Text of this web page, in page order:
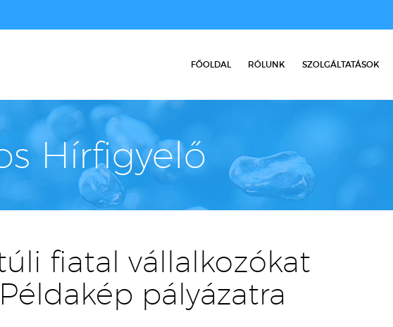
FŐOLDAL RÓLUNK SZOLGÁLTATÁSOK
Hírfigyelő
fiatal vállalkozókat
pályázatra